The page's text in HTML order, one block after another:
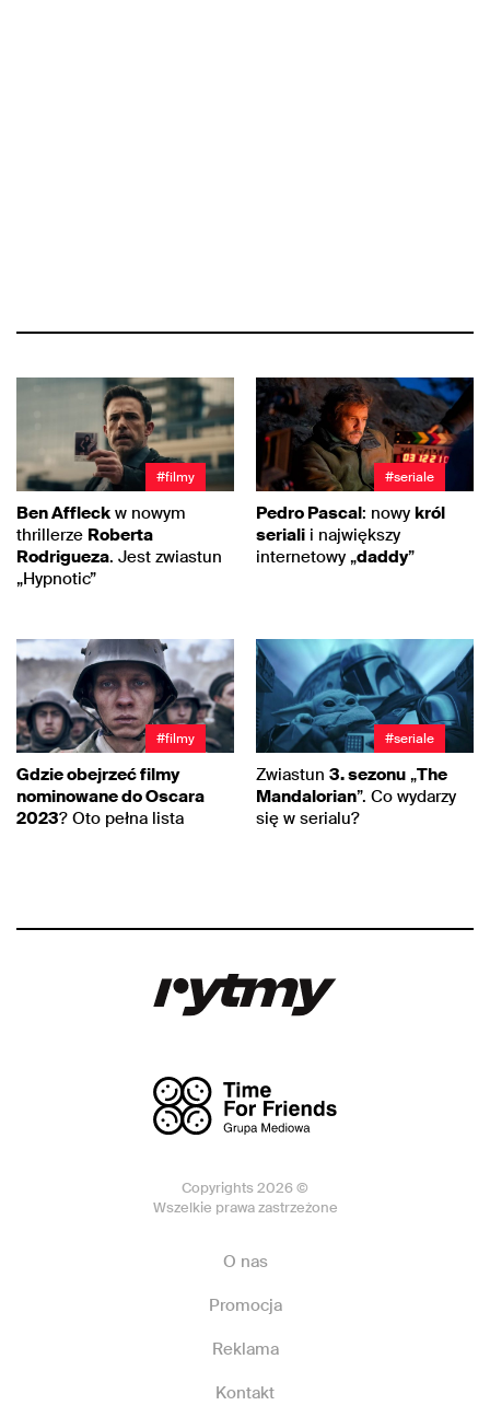
#filmy
Ben Affleck w nowym
thrillerze Roberta
Rodrigueza. Jest zwiastun
„Hypnotic”
#seriale
Pedro Pascal: nowy król
seriali i największy
internetowy „daddy”
#filmy
Gdzie obejrzeć filmy
nominowane do Oscara
2023? Oto pełna lista
#seriale
Zwiastun 3. sezonu „The
Mandalorian”. Co wydarzy
się w serialu?
Copyrights 2026 ©
Wszelkie prawa zastrzeżone
O nas
Promocja
Reklama
Kontakt